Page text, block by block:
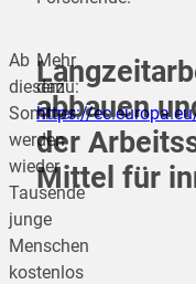
Ab
diesem
Sommer
werden
wieder
Tausende
junge
Menschen
kostenlos
Mehr
dazu:
https://
abbauen
der
Mittel für